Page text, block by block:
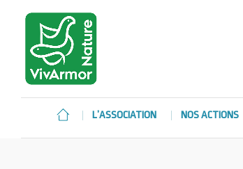
L’ASSOCIATION NOS ACTIONS